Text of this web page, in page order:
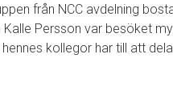
från NCC avdelning
Persson var besöket
kollegor har till att